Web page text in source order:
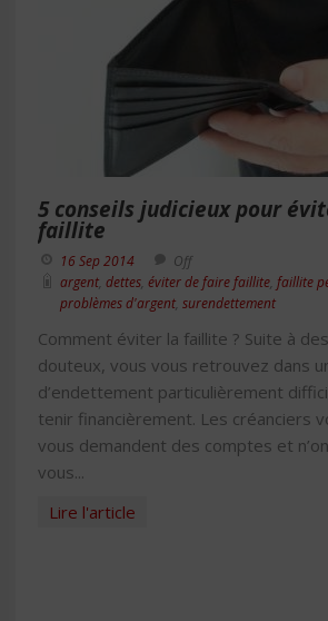
5 conseils judicieux pour
faillite
16 Sep 2014
Off
argent dettes éviter de faire faillite faillite
problèmes d'argent surendettement
Comment éviter la faillite ? Suite à
douteux, vous vous retrouvez dans
d’endettement particulièrement
tenir financièrement. Les créanciers
vous demandent des comptes et
vous...
Lire l'article